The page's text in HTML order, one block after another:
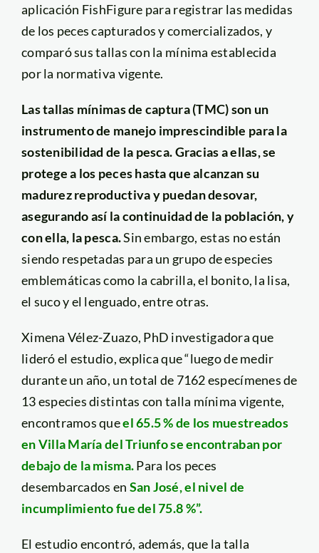
aplicación FishFigure para registrar las medidas
de los peces capturados y comercializados, y
comparó sus tallas con la mínima establecida
por la normativa vigente.
Las tallas mínimas de captura (TMC) son un
instrumento de manejo imprescindible para la
sostenibilidad de la pesca. Gracias a ellas, se
protege a los peces hasta que alcanzan su
madurez reproductiva y puedan desovar,
asegurando así la continuidad de la población, y
con ella, la pesca.Sin embargo, estas no están
siendo respetadas para un grupo de especies
emblemáticas como la cabrilla, el bonito, la lisa,
el suco y el lenguado, entre otras.
Ximena Vélez-Zuazo, PhD investigadora que
lideró el estudio, explica que “luego de medir
durante un año, un total de 7162 especímenes de
13 especies distintas con talla mínima vigente,
encontramos queel 65.5 % de los muestreados
en Villa María del Triunfo se encontraban por
debajo de la misma.Para los peces
desembarcados en San José, el nivel de
incumplimiento fue del 75.8 %”.
El estudio encontró, además, que la talla